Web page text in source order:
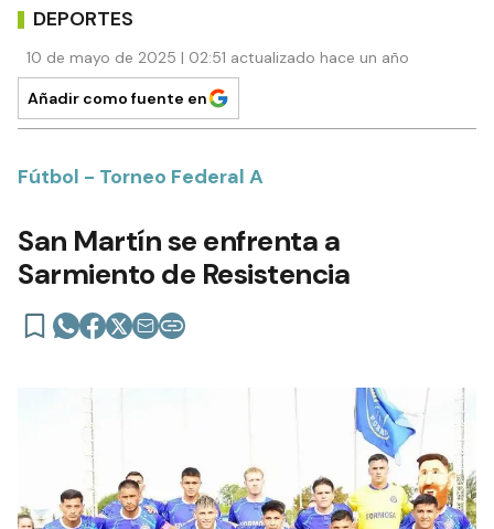
DEPORTES
10 de mayo de 2025 | 02:51 actualizado hace un año
Añadir como fuente en
Fútbol - Torneo Federal A
San Martín se enfrenta a
Sarmiento de Resistencia